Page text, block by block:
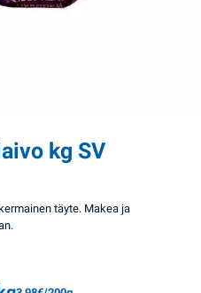
kg SV
täyte. Makea ja